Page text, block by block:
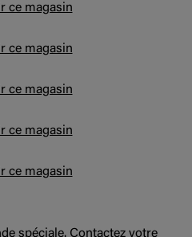
ce magasin
ce magasin
ce magasin
ce magasin
ce magasin
spéciale. Contactez votre